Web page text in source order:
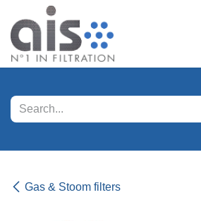
Overslaan naar inhoud
Gas & Stoom filters